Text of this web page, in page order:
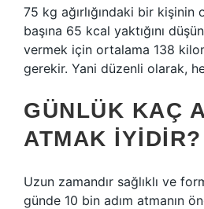
75 kg ağırlığındaki bir
başına 65 kcal yaktığını
vermek için ortalama 138
gerekir. Yani düzenli olarak,
GÜNLÜK KAÇ
ATMAK IYIDIR?
Uzun zamandır sağlıklı ve
günde 10 bin adım atmanın